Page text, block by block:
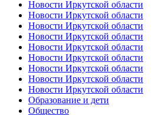
Новости Иркутской области
Новости Иркутской области
Новости Иркутской области
Новости Иркутской области
Новости Иркутской области
Новости Иркутской области
Новости Иркутской области
Новости Иркутской области
Новости Иркутской области
Образование и дети
Общество